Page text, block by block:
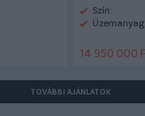
Szín:
14 950 000
TOVÁBBI AJÁNLATOK